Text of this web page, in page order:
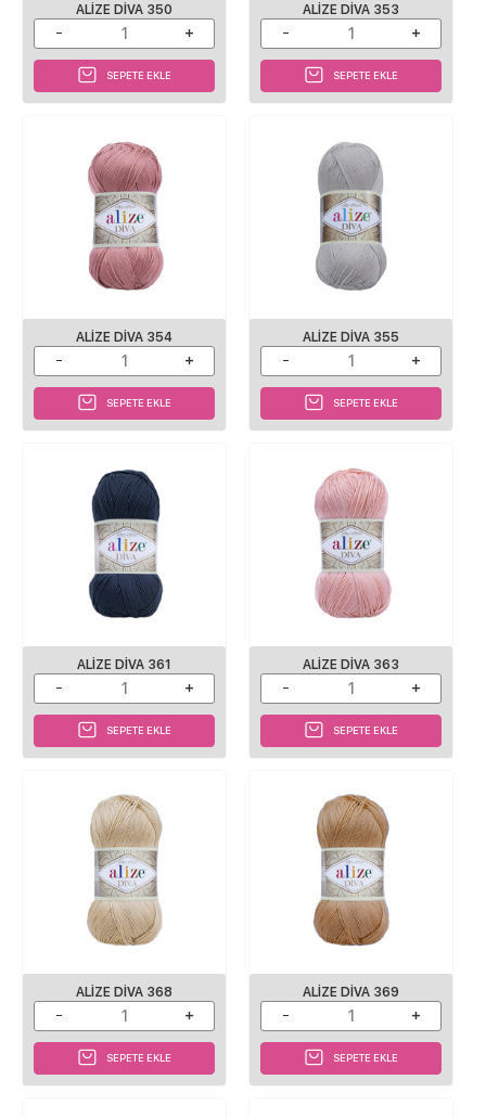
ALIZE DIVA 350
SEPETE EKLE
ALIZE DIVA 353
SEPETE EKLE
ALIZE DIVA 354
SEPETE EKLE
ALIZE DIVA 355
SEPETE EKLE
ALIZE DIVA 361
SEPETE EKLE
ALIZE DIVA 363
SEPETE EKLE
ALIZE DIVA 368
SEPETE EKLE
ALIZE DIVA 369
SEPETE EKLE